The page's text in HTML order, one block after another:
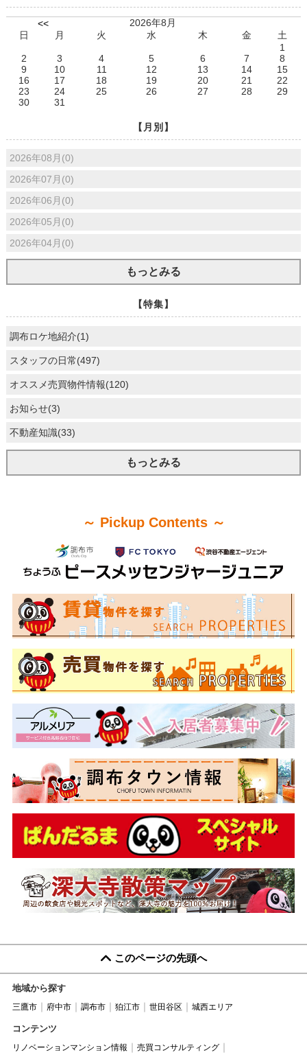
<<
2026年8月
日
月 火 水 木 金
土
1
2
3 4 5 6 7
8
9
10 11 12 13 14
15
16
17 18 19 20 21
22
23
24 25 26 27 28
29
30
31
【月別】
2026年08月(0)
2026年07月(0)
2026年06月(0)
2026年05月(0)
2026年04月(0)
もっとみる
【特集】
調布ロケ地紹介(1)
スタッフの日常(497)
オススメ売買物件情報(120)
お知らせ(3)
不動産知識(33)
もっとみる
～ Pickup Contents ～
このページの先頭へ
地域から探す
三鷹市 府中市 調布市 狛江市 世田谷区 城西エリア
コンテンツ
リノベーションマンション情報
売買コンサルティング